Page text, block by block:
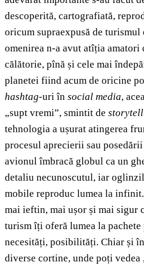
descoperită, cartografiată,
oricum supraexpusă de
omenirea n-a avut atîția amatori
călătorie, pînă și cele mai
planetei fiind acum de oricine
hashtag-uri în social media,
„supt vremi”, smintit de
tehnologia a ușurat atingerea
procesul aprecierii sau
avionul îmbracă globul ca un
detaliu necunoscutul, iar
mobile reproduc lumea la infinit.
mai ieftin, mai ușor și mai sigur
turism îți oferă lumea la
necesități, posibilități. Chiar și
diverse cortine, unde poți